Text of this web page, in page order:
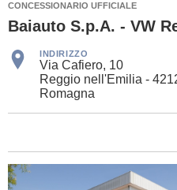
CONCESSIONARIO UFFICIALE
Baiauto S.p.A. - VW
INDIRIZZO
Via Cafiero, 10
Reggio nell'Emilia -
Romagna